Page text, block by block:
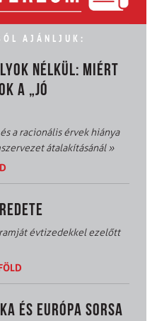
AJÁNLJUK:
NÉLKÜL: MIÉRT
A „JÓ
a racionális érvek hiánya
átalakításánál»
évtizedekkel ezelőtt
ÉS EURÓPA SORSA